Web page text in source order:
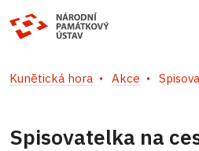
Kunětická hora Akce
Spisovatelka na